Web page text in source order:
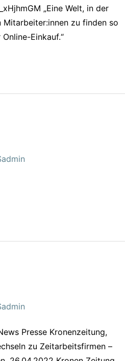
„Eine Welt, in der
zu finden so
Einkauf.“
Presse Kronenzeitung,
zu Zeitarbeitsfirmen –